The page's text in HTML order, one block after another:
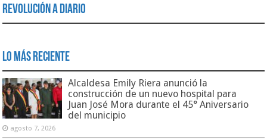
Revolución a Diario
Lo Más Reciente
Alcaldesa Emily Riera anunció la
construcción de un nuevo hospital para
Juan José Mora durante el 45° Aniversario
del municipio
agosto 7, 2026